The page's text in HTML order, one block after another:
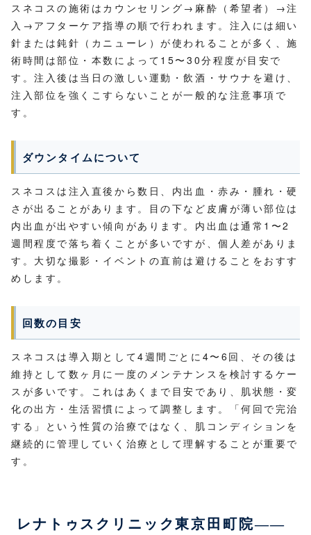
スネコスの施術はカウンセリング→麻酔（希望者）→注
入→アフターケア指導の順で行われます。注入には細い
針または鈍針（カニューレ）が使われることが多く、施
術時間は部位・本数によって15〜30分程度が目安で
す。注入後は当日の激しい運動・飲酒・サウナを避け、
注入部位を強くこすらないことが一般的な注意事項で
す。
ダウンタイムについて
スネコスは注入直後から数日、内出血・赤み・腫れ・硬
さが出ることがあります。目の下など皮膚が薄い部位は
内出血が出やすい傾向があります。内出血は通常1〜2
週間程度で落ち着くことが多いですが、個人差がありま
す。大切な撮影・イベントの直前は避けることをおすす
めします。
回数の目安
スネコスは導入期として4週間ごとに4〜6回、その後は
維持として数ヶ月に一度のメンテナンスを検討するケー
スが多いです。これはあくまで目安であり、肌状態・変
化の出方・生活習慣によって調整します。「何回で完治
する」という性質の治療ではなく、肌コンディションを
継続的に管理していく治療として理解することが重要で
す。
レナトゥスクリニック東京田町院——